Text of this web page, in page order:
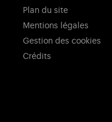
Plan du site
Mentions légales
Gestion des cookies
Crédits